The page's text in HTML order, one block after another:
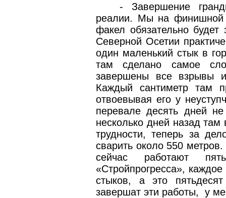
- Завершение
реалии. Мы на финишной
факел обязательно
Северной Осетии
один маленький стык в
там сделано самое
завершены все взрывы
Каждый сантиметр там
отвоевывая его у
перевале десять дней
несколько дней назад
трудности, теперь за
сварить около 550
сейчас работают
«Стройпрогресса»,
стыков, а это
завершат эти работы,
у